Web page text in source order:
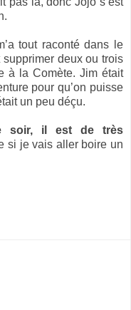
tout raconté dans le
deux ou trois
à
la Comète. Jim était
pour qu’on puisse
un peu déçu.
soir, il est de très
si je vais aller boire un